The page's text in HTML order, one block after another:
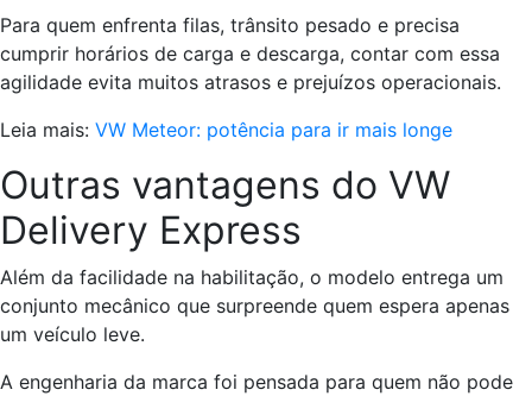
Para quem enfrenta filas, trânsito pesado e precisa
cumprir horários de carga e descarga, contar com essa
agilidade evita muitos atrasos e prejuízos operacionais.
Leia mais: VW Meteor: potência para ir mais longe
Outras vantagens do VW
Delivery Express
Além da facilidade na habilitação, o modelo entrega um
conjunto mecânico que surpreende quem espera apenas
um veículo leve.
A engenharia da marca foi pensada para quem não pode